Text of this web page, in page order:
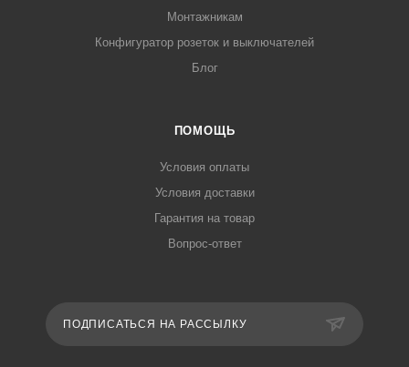
Монтажникам
Конфигуратор розеток и выключателей
Блог
ПОМОЩЬ
Условия оплаты
Условия доставки
Гарантия на товар
Вопрос-ответ
ПОДПИСАТЬСЯ НА РАССЫЛКУ